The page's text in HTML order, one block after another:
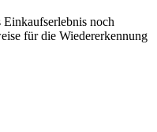
noch
für die Wiedererkennung